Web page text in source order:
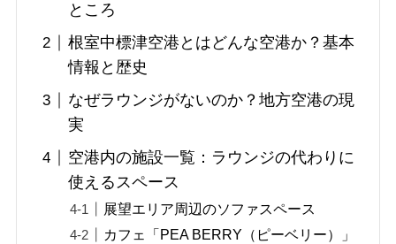
ところ
根室中標津空港とはどんな空港か？基本
情報と歴史
なぜラウンジがないのか？地方空港の現
実
空港内の施設一覧：ラウンジの代わりに
使えるスペース
展望エリア周辺のソファスペース
カフェ「PEA BERRY（ピーベリー）」